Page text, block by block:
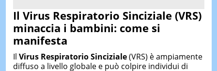
Il Virus Respiratorio Sinciziale (VRS)
minaccia i bambini: come si
manifesta
Il Virus Respiratorio Sinciziale(VRS) è ampiamente
diffuso a livello globale e può colpire individui di